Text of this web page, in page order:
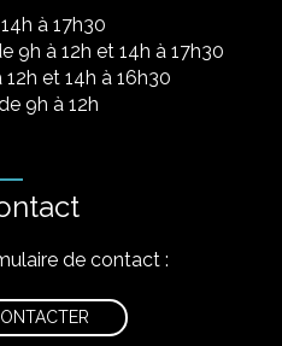
à 17h30
9h à 12h et 14h à 17h30
et 14h à 16h30
9h à 12h
de contact :